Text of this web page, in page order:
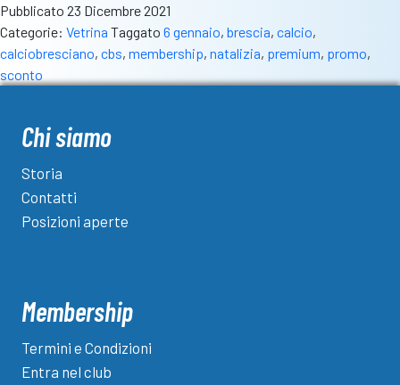
Pubblicato 23 Dicembre 2021
Categorie: Vetrina Taggato 6 gennaio, brescia, calcio,
calciobresciano, cbs, membership, natalizia, premium, promo,
sconto
Chi siamo
Storia
Contatti
Posizioni aperte
Membership
Termini e Condizioni
Entra nel club